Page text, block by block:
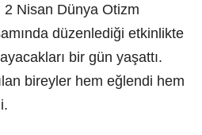
Nisan Dünya Otizm
düzenlediği etkinlikte
bir gün yaşattı.
bireyler hem eğlendi hem